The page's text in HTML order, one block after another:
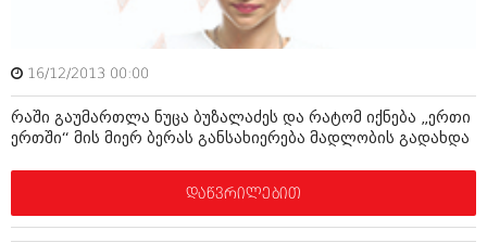
იანვარი 2016 (206)
დეკემბერი 2015 (207)
ოქტომბერი 2015 (204)
სექტემბერი 2015 (215)
აგვისტო 2015 (286)
ივლისი 2015 (173)
მაისი 2015 (194)
მარტი 2015 (365)
16/12/2013 00:00
რაში გაუმართლა ნუცა ბუზალაძეს და რატომ იქნება „ერთი
ერთში“ მის მიერ ბერას განსახიერება მადლობის გადახდა
დაწვრილებით